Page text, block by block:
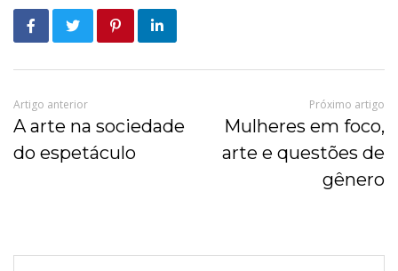
Artigo anterior
A arte na sociedade
do espetáculo
Próximo artigo
Mulheres em foco,
arte e questões de
gênero